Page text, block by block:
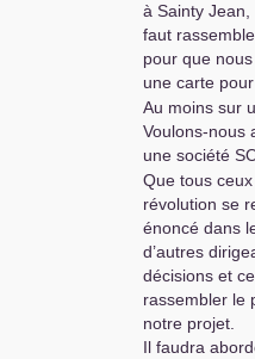
à Sainty
faut
pour que
une carte
Au moins sur
Voulons-nous
une société
Que tous
révolution se
énoncé dans
d’autres
décisions et
rassembler le
notre projet.
Il faudra